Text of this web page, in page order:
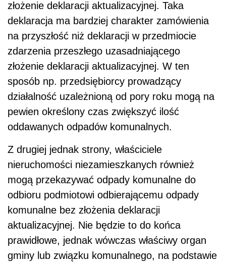
złożenie deklaracji aktualizacyjnej. Taka
deklaracja ma bardziej charakter zamówienia
na przyszłość niż deklaracji w przedmiocie
zdarzenia przeszłego uzasadniającego
złożenie deklaracji aktualizacyjnej. W ten
sposób np. przedsiębiorcy prowadzący
działalność uzależnioną od pory roku mogą na
pewien określony czas zwiększyć ilość
oddawanych odpadów komunalnych.
Z drugiej jednak strony, właściciele
nieruchomości niezamieszkanych również
mogą przekazywać odpady komunalne do
odbioru podmiotowi odbierającemu odpady
komunalne bez złożenia deklaracji
aktualizacyjnej. Nie będzie to do końca
prawidłowe, jednak wówczas właściwy organ
gminy lub związku komunalnego, na podstawie